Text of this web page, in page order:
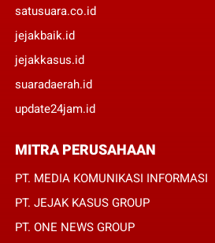
satusuara.co.id
jejakbaik.id
jejakkasus.id
suaradaerah.id
update24jam.id
MITRA PERUSAHAAN
PT. MEDIA KOMUNIKASI INFORMASI
PT. JEJAK KASUS GROUP
PT. ONE NEWS GROUP